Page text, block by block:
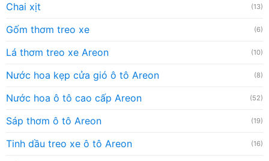
Chai xịt (13)
Gốm thơm treo xe (6)
Lá thơm treo xe Areon (10)
Nước hoa kẹp cửa gió ô tô Areon (8)
Nước hoa ô tô cao cấp Areon (52)
Sáp thơm ô tô Areon (19)
Tinh dầu treo xe ô tô Areon (16)